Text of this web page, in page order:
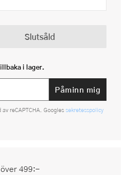
Slutsåld
i lager.
Påminn mig
reCAPTCHA. Googles sekretesspolicy
499:-